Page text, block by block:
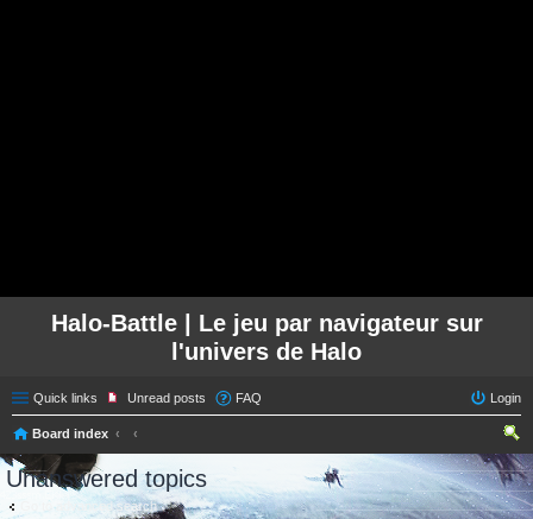
Halo-Battle | Le jeu par navigateur sur
l'univers de Halo
Quick links Unread posts FAQ Login
Board index
ear
ch
Unanswered topics
Go to advanced search